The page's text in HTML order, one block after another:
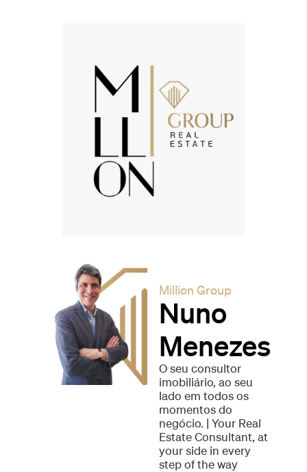
Million Group
Nuno
Menezes
O seu consultor
imobiliário, ao seu
lado em todos os
momentos do
negócio. | Your Real
Estate Consultant, at
your side in every
step of the way